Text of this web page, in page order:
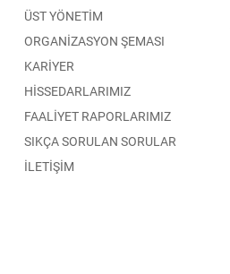
ÜST YÖNETİM
ORGANİZASYON ŞEMASI
KARİYER
HİSSEDARLARIMIZ
FAALİYET RAPORLARIMIZ
SIKÇA SORULAN SORULAR
İLETİŞİM